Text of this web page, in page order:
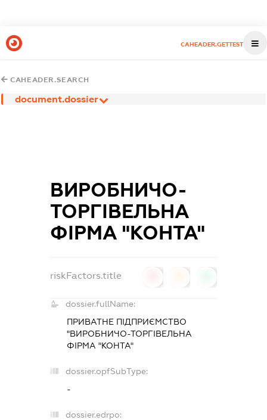
CAHEADER.GETTEST
CAHEADER.SEARCH
document.dossier
ВИРОБНИЧО-
ТОРГІВЕЛЬНА
ФІРМА "КОНТА"
riskFactors.title
dossier.fullName:
ПРИВАТНЕ ПІДПРИЄМСТВО
"ВИРОБНИЧО-ТОРГІВЕЛЬНА
ФІРМА "КОНТА"
dossier.opfSubType:
-
dossier.edrpo: